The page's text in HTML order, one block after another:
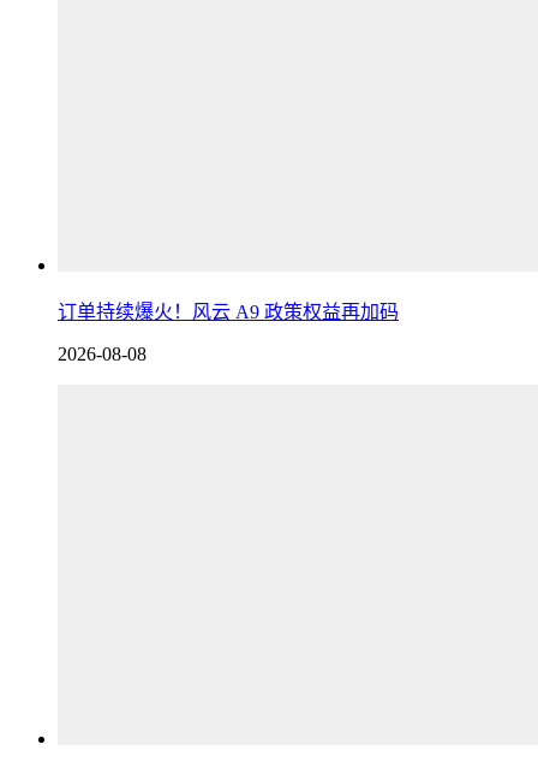
订单持续爆火！风云 A9 政策权益再加码
2026-08-08